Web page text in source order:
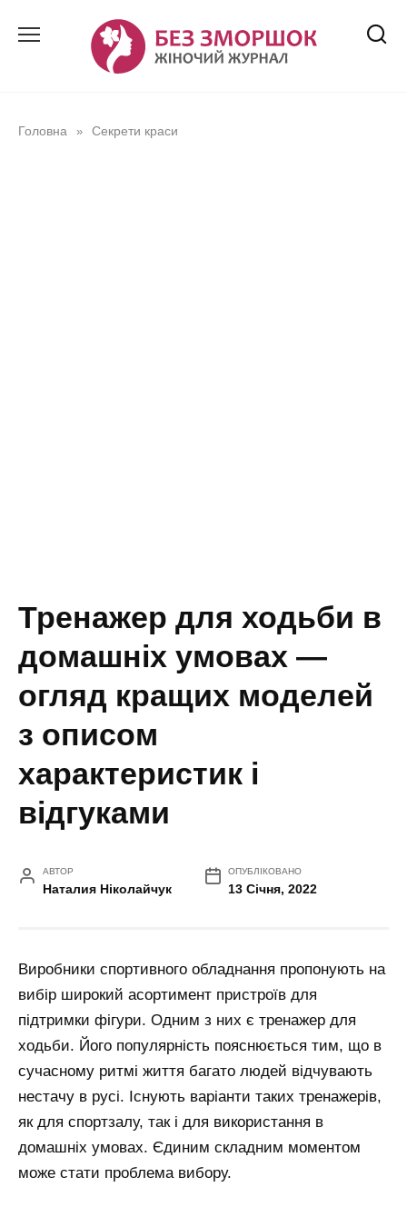
Головна » Секрети краси
Тренажер для ходьби в
домашніх умовах —
огляд кращих моделей
з описом
характеристик і
відгуками
АВТОР
Наталия Ніколайчук
ОПУБЛІКОВАНО
13 Січня, 2022
Виробники спортивного обладнання пропонують на
вибір широкий асортимент пристроїв для
підтримки фігури. Одним з них є тренажер для
ходьби. Його популярність пояснюється тим, що в
сучасному ритмі життя багато людей відчувають
нестачу в русі. Існують варіанти таких тренажерів,
як для спортзалу, так і для використання в
домашніх умовах. Єдиним складним моментом
може стати проблема вибору.